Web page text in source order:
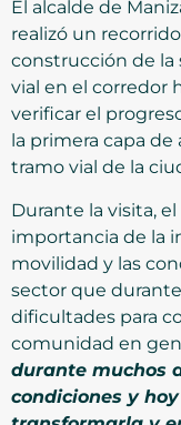
El alcalde de
realizó un
construcción de la
vial en el corredor
verificar el
la primera capa
tramo vial de la
Durante la visita,
importancia de la
movilidad y las
sector que
dificultades para
comunidad en
durante muchos
condiciones y